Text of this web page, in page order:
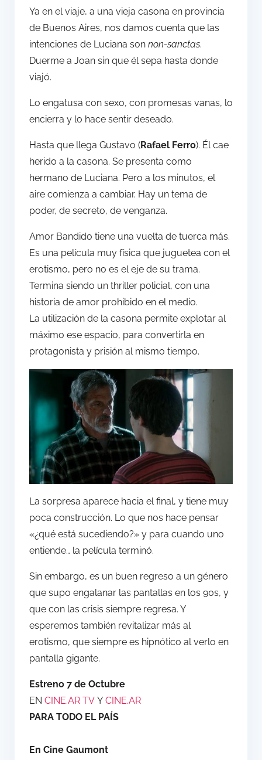
Ya en el viaje, a una vieja casona en provincia
de Buenos Aires, nos damos cuenta que las
intenciones de Luciana son non-sanctas.
Duerme a Joan sin que él sepa hasta donde
viajó.
Lo engatusa con sexo, con promesas vanas, lo
encierra y lo hace sentir deseado.
Hasta que llega Gustavo (Rafael Ferro). Él cae
herido a la casona. Se presenta como
hermano de Luciana. Pero a los minutos, el
aire comienza a cambiar. Hay un tema de
poder, de secreto, de venganza.
Amor Bandido tiene una vuelta de tuerca más.
Es una película muy física que juguetea con el
erotismo, pero no es el eje de su trama.
Termina siendo un thriller policial, con una
historia de amor prohibido en el medio.
La utilización de la casona permite explotar al
máximo ese espacio, para convertirla en
protagonista y prisión al mismo tiempo.
La sorpresa aparece hacia el final, y tiene muy
poca construcción. Lo que nos hace pensar
«¿qué está sucediendo?» y para cuando uno
entiende… la película terminó.
Sin embargo, es un buen regreso a un género
que supo engalanar las pantallas en los 90s, y
que con las crisis siempre regresa. Y
esperemos también revitalizar más al
erotismo, que siempre es hipnótico al verlo en
pantalla gigante.
Estreno 7 de Octubre
EN CINE.AR TV Y CINE.AR
PARA TODO EL PAÍS
En Cine Gaumont